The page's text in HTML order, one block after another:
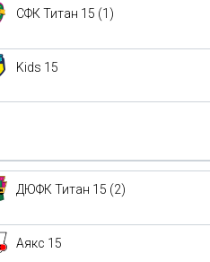
СФК Титан 15 (1)
Kids 15
ДЮФК Титан 15 (2)
Аякс 15